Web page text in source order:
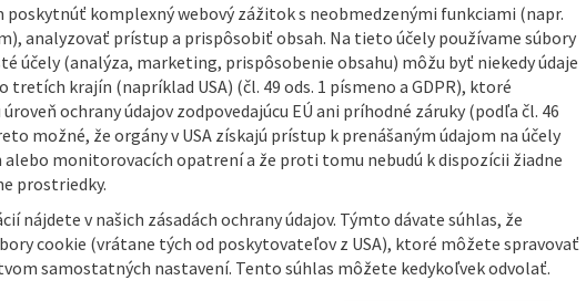
550 m elevation gain
950 m elevation gain
elevation gain
elevation gain
Create
poskytnúť komplexný webový zážitok s neobmedzenými funkciami (napr.
analyzovať prístup a prispôsobiť obsah. Na tieto účely používame súbory
účely (analýza, marketing, prispôsobenie obsahu) môžu byť niekedy údaje
tretích krajín (napríklad USA) (čl. 49 ods. 1 písmeno a GDPR), ktoré
ochrany údajov zodpovedajúcu EÚ ani príhodné záruky (podľa čl. 46
možné, že orgány v USA získajú prístup k prenášaným údajom na účely
monitorovacích opatrení a že proti tomu nebudú k dispozícii žiadne
prostriedky.
nájdete v našich zásadách ochrany údajov. Týmto dávate súhlas, že
cookie (vrátane tých od poskytovateľov z USA), ktoré môžete spravovať
samostatných nastavení. Tento súhlas môžete kedykoľvek odvolať.